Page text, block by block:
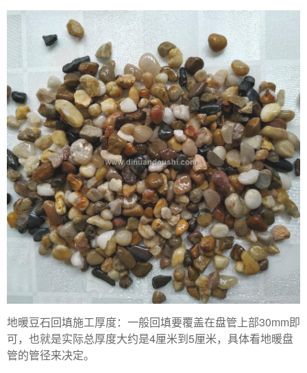
地暖豆石回填施工厚度：一般回填要覆盖在盘管上部30mm即
可，也就是实际总厚度大约是4厘米到5厘米，具体看地暖盘
管的管径来决定。